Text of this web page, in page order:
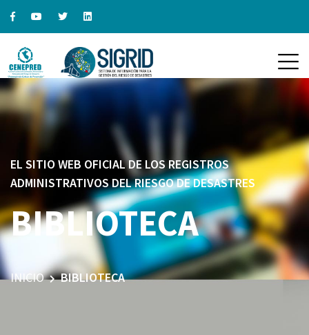
EL SITIO WEB OFICIAL DE LOS REGISTROS
ADMINISTRATIVOS DEL RIESGO DE DESASTRES
BIBLIOTECA
INICIO BIBLIOTECA